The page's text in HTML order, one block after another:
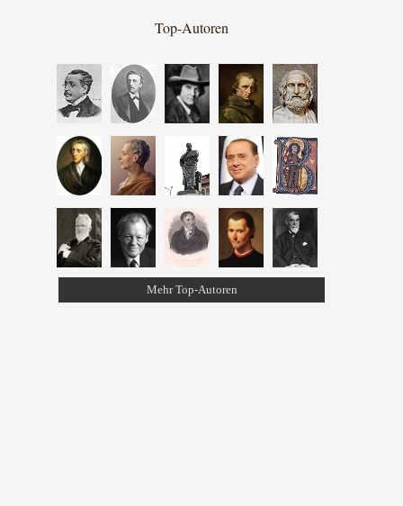
Top-Autoren
Mehr Top-Autoren